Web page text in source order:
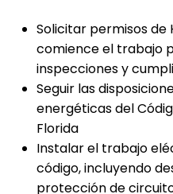
Solicitar permisos de
comience el trabajo
inspecciones y
Seguir las
energéticas del
Florida
Instalar el trabajo
código, incluyendo
protección de